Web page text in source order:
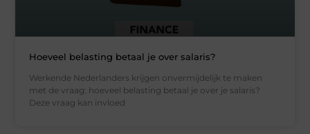
Hoeveel belasting betaal je over salaris?
Werkende Nederlanders krijgen onvermijdelijk te maken
met de vraag: hoeveel belasting betaal je over je salaris?
Deze vraag kan invloed